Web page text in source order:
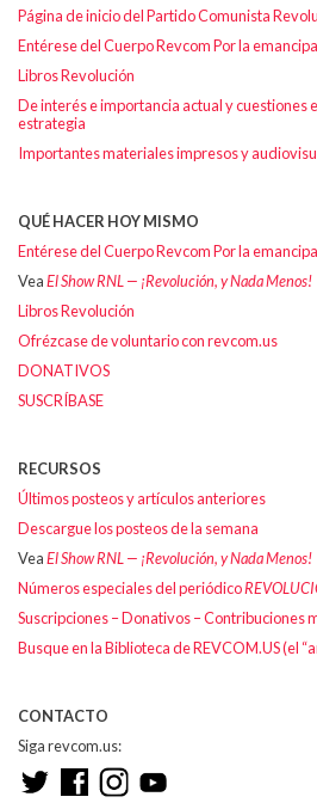
Página de inicio del Partido Comunista
Entérese del Cuerpo Revcom Por la
Libros Revolución
De interés e importancia actual y cuestiones
estrategia
Importantes materiales impresos y
QUÉ HACER HOY MISMO
Entérese del Cuerpo Revcom Por la
VeaEl Show RNL — ¡Revolución, y Nada Menos!
Libros Revolución
Ofrézcase de voluntario con revcom.us
DONATIVOS
SUSCRÍBASE
RECURSOS
Últimos posteos y artículos anteriores
Descargue los posteos de la semana
VeaEl Show RNL — ¡Revolución, y Nada Menos!
Números especiales del periódico
Suscripciones – Donativos – Contribuciones
Busque en la Biblioteca de REVCOM.US (el
CONTACTO
Siga revcom.us: